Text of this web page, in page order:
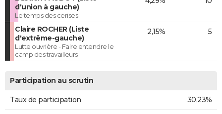
d'union à gauche)
Le temps des cerises
Claire ROCHER (Liste
d'extrême-gauche)
Lutte ouvrière - Faire entendre le
camp des travailleurs
2,15% 5
Participation au scrutin
Taux de participation 30,23%